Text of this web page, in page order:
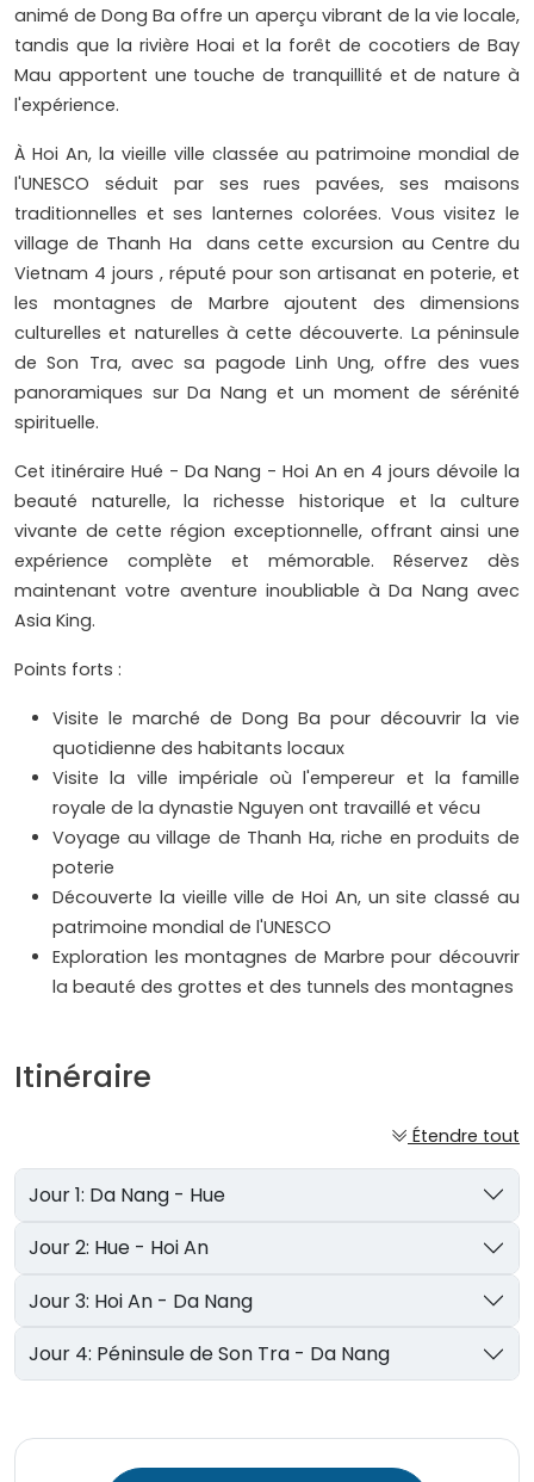
animé de Dong Ba offre un aperçu vibrant de la vie locale,
tandis que la rivière Hoai et la forêt de cocotiers de Bay
Mau apportent une touche de tranquillité et de nature à
l'expérience.
À Hoi An, la vieille ville classée au patrimoine mondial de
l'UNESCO séduit par ses rues pavées, ses maisons
traditionnelles et ses lanternes colorées. Vous visitez le
village de Thanh Ha dans cette excursion au Centre du
Vietnam 4 jours , réputé pour son artisanat en poterie, et
les montagnes de Marbre ajoutent des dimensions
culturelles et naturelles à cette découverte. La péninsule
de Son Tra, avec sa pagode Linh Ung, offre des vues
panoramiques sur Da Nang et un moment de sérénité
spirituelle.
Cet itinéraire Hué - Da Nang - Hoi An en 4 jours dévoile la
beauté naturelle, la richesse historique et la culture
vivante de cette région exceptionnelle, offrant ainsi une
expérience complète et mémorable. Réservez dès
maintenant votre aventure inoubliable à Da Nang avec
Asia King.
Points forts :
Visite le marché de Dong Ba pour découvrir la vie
quotidienne des habitants locaux
Visite la ville impériale où l'empereur et la famille
royale de la dynastie Nguyen ont travaillé et vécu
Voyage au village de Thanh Ha, riche en produits de
poterie
Découverte la vieille ville de Hoi An, un site classé au
patrimoine mondial de l'UNESCO
Exploration les montagnes de Marbre pour découvrir
la beauté des grottes et des tunnels des montagnes
Itinéraire
Étendre tout
Jour 1: Da Nang - Hue
Jour 2: Hue - Hoi An
Jour 3: Hoi An - Da Nang
Jour 4: Péninsule de Son Tra - Da Nang